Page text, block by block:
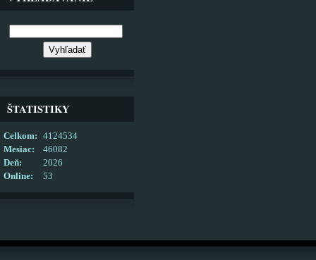
ŠTATISTIKY
Online: 53
Celkom:
4124534
Mesiac:
46082
Deň:
2026